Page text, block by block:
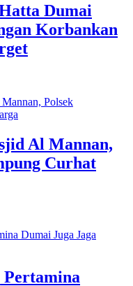
Dumai
Korbankan
Al Mannan,
Curhat
Pertamina